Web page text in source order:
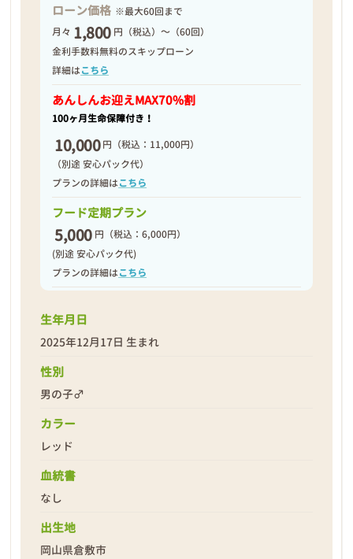
ローン価格 ※最大60回まで
月々 1,800 円（税込）～（60回）
金利手数料無料のスキップローン
詳細はこちら
あんしんお迎えMAX70%割
100ヶ月生命保障付き！
10,000 円 （税込：11,000円）
（別途 安心パック代）
プランの詳細はこちら
フード定期プラン
5,000 円 （税込：6,000円）
(別途 安心パック代)
プランの詳細はこちら
生年月日
2025年12月17日 生まれ
性別
男の子♂
カラー
レッド
血統書
なし
出生地
岡山県倉敷市